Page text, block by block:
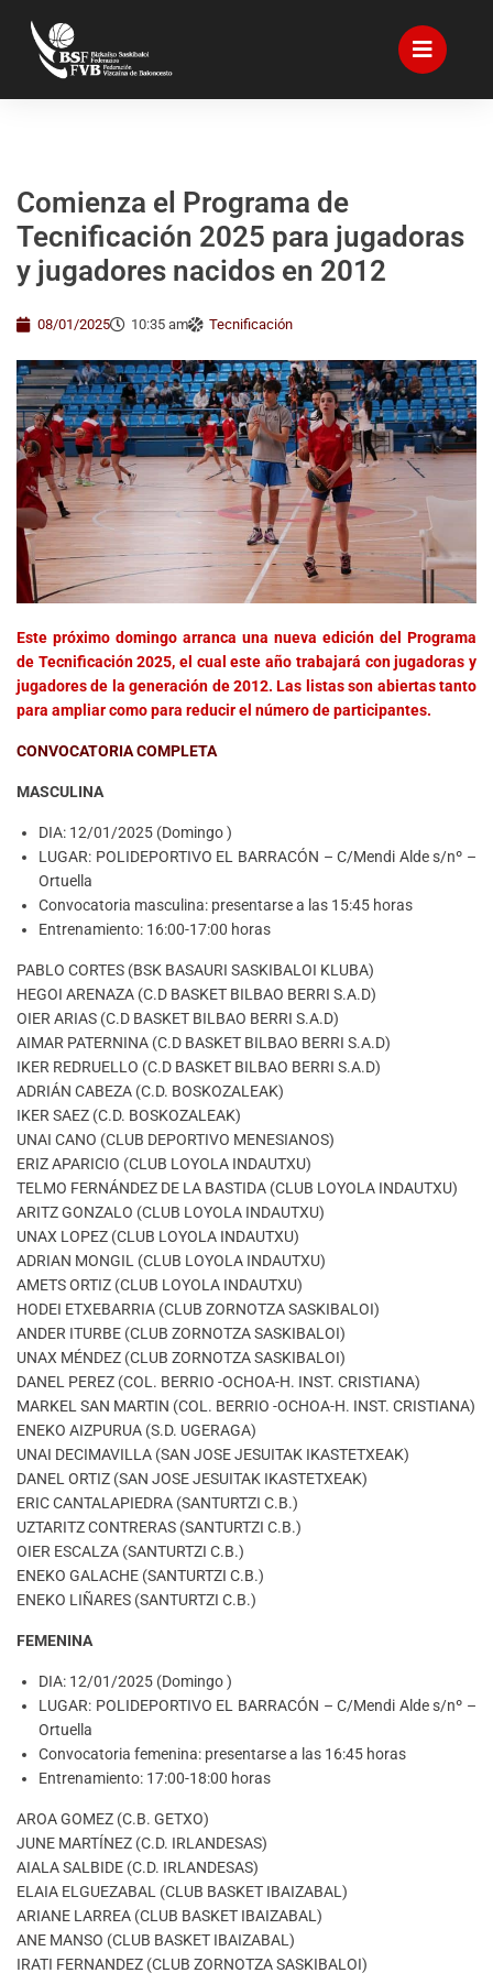
Comienza el Programa de
Tecnificación 2025 para jugadoras
y jugadores nacidos en 2012
08/01/2025 10:35 am Tecnificación
Este próximo domingo arranca una nueva edición del Programa
de Tecnificación 2025, el cual este año trabajará con jugadoras y
jugadores de la generación de 2012. Las listas son abiertas tanto
para ampliar como para reducir el número de participantes.
CONVOCATORIA COMPLETA
MASCULINA
DIA: 12/01/2025 (Domingo )
LUGAR: POLIDEPORTIVO EL BARRACÓN – C/Mendi Alde s/nº –
Ortuella
Convocatoria masculina: presentarse a las 15:45 horas
Entrenamiento: 16:00-17:00 horas
PABLO CORTES (BSK BASAURI SASKIBALOI KLUBA)
HEGOI ARENAZA (C.D BASKET BILBAO BERRI S.A.D)
OIER ARIAS (C.D BASKET BILBAO BERRI S.A.D)
AIMAR PATERNINA (C.D BASKET BILBAO BERRI S.A.D)
IKER REDRUELLO (C.D BASKET BILBAO BERRI S.A.D)
ADRIÁN CABEZA (C.D. BOSKOZALEAK)
IKER SAEZ (C.D. BOSKOZALEAK)
UNAI CANO (CLUB DEPORTIVO MENESIANOS)
ERIZ APARICIO (CLUB LOYOLA INDAUTXU)
TELMO FERNÁNDEZ DE LA BASTIDA (CLUB LOYOLA INDAUTXU)
ARITZ GONZALO (CLUB LOYOLA INDAUTXU)
UNAX LOPEZ (CLUB LOYOLA INDAUTXU)
ADRIAN MONGIL (CLUB LOYOLA INDAUTXU)
AMETS ORTIZ (CLUB LOYOLA INDAUTXU)
HODEI ETXEBARRIA (CLUB ZORNOTZA SASKIBALOI)
ANDER ITURBE (CLUB ZORNOTZA SASKIBALOI)
UNAX MÉNDEZ (CLUB ZORNOTZA SASKIBALOI)
DANEL PEREZ (COL. BERRIO -OCHOA-H. INST. CRISTIANA)
MARKEL SAN MARTIN (COL. BERRIO -OCHOA-H. INST. CRISTIANA)
ENEKO AIZPURUA (S.D. UGERAGA)
UNAI DECIMAVILLA (SAN JOSE JESUITAK IKASTETXEAK)
DANEL ORTIZ (SAN JOSE JESUITAK IKASTETXEAK)
ERIC CANTALAPIEDRA (SANTURTZI C.B.)
UZTARITZ CONTRERAS (SANTURTZI C.B.)
OIER ESCALZA (SANTURTZI C.B.)
ENEKO GALACHE (SANTURTZI C.B.)
ENEKO LIÑARES (SANTURTZI C.B.)
FEMENINA
DIA: 12/01/2025 (Domingo )
LUGAR: POLIDEPORTIVO EL BARRACÓN – C/Mendi Alde s/nº –
Ortuella
Convocatoria femenina: presentarse a las 16:45 horas
Entrenamiento: 17:00-18:00 horas
AROA GOMEZ (C.B. GETXO)
JUNE MARTÍNEZ (C.D. IRLANDESAS)
AIALA SALBIDE (C.D. IRLANDESAS)
ELAIA ELGUEZABAL (CLUB BASKET IBAIZABAL)
ARIANE LARREA (CLUB BASKET IBAIZABAL)
ANE MANSO (CLUB BASKET IBAIZABAL)
IRATI FERNANDEZ (CLUB ZORNOTZA SASKIBALOI)